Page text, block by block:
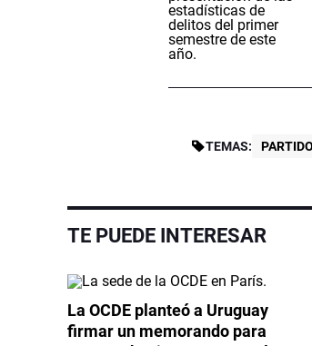
TEMAS:
TE PUEDE INTERESAR
La OCDE planteó a Uruguay
firmar un memorando para